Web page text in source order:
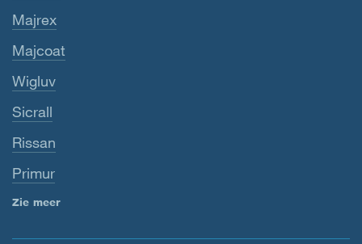
Majrex
Majcoat
Wigluv
Sicrall
Rissan
Primur
Zie meer